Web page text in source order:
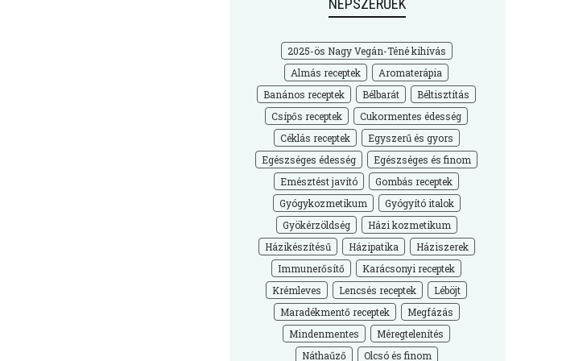
NÉPSZERŰEK
2025-ös Nagy Vegán-Téné kihívás
Almás receptek
Aromaterápia
Banános receptek
Bélbarát
Béltisztítás
Csípős receptek
Cukormentes édesség
Céklás receptek
Egyszerű és gyors
Egészséges édesség
Egészséges és finom
Emésztést javító
Gombás receptek
Gyógykozmetikum
Gyógyító italok
Gyökérzöldség
Házi kozmetikum
Házikészítésű
Házipatika
Háziszerek
Immunerősítő
Karácsonyi receptek
Krémleves
Lencsés receptek
Léböjt
Maradékmentő receptek
Megfázás
Mindenmentes
Méregtelenítés
Náthaűző
Olcsó és finom